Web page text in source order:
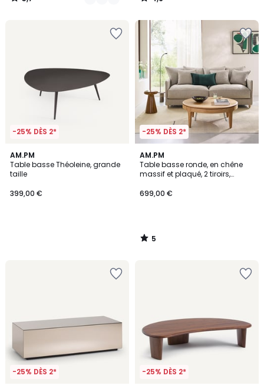
/
/
-25% DÈS 2*
AM.PM
Table basse Théoleine, grande
taille
399,00 €
-25% DÈS 2*
AM.PM
Table basse ronde, en chêne
massif et plaqué, 2 tiroirs,
699,00 €
5
/
5
5
/
-25% DÈS 2* -25% DÈS 2*